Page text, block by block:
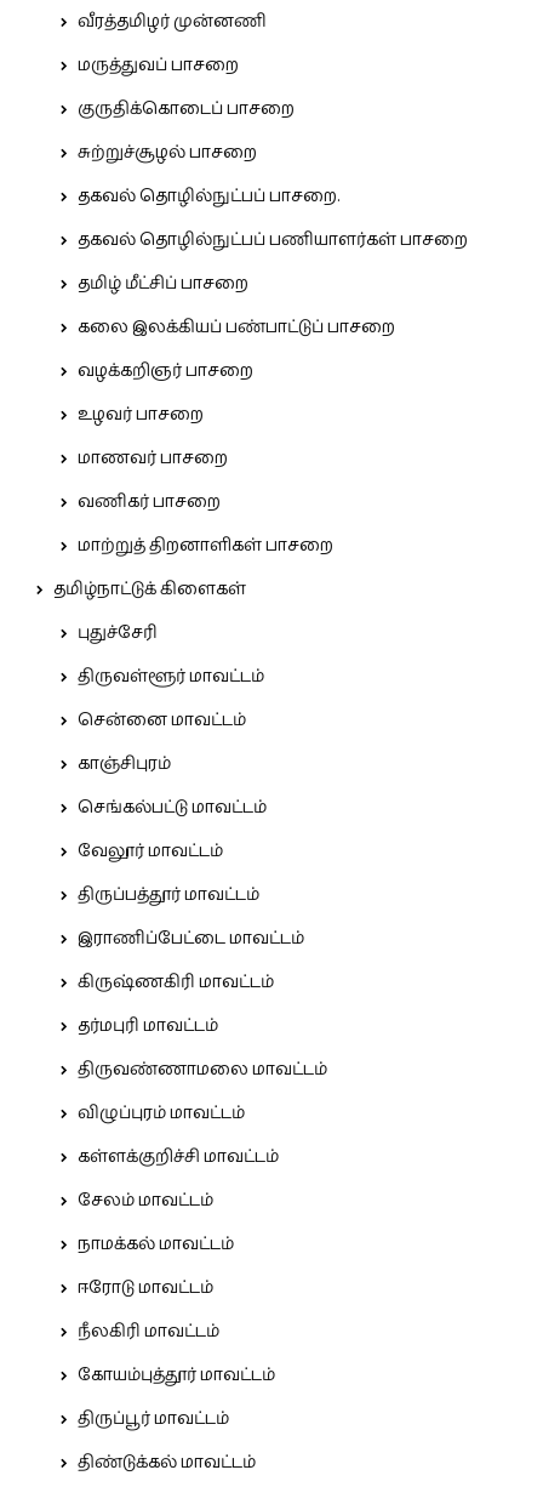
வீரத்தமிழர் முன்னணி
மருத்துவப் பாசறை
குருதிக்கொடைப் பாசறை
சுற்றுச்சூழல் பாசறை
தகவல் தொழில்நுட்பப் பாசறை.
தகவல் தொழில்நுட்பப் பணியாளர்கள் பாசறை
தமிழ் மீட்சிப் பாசறை
கலை இலக்கியப் பண்பாட்டுப் பாசறை
வழக்கறிஞர் பாசறை
உழவர் பாசறை
மாணவர் பாசறை
வணிகர் பாசறை
மாற்றுத் திறனாளிகள் பாசறை
தமிழ்நாட்டுக் கிளைகள்
புதுச்சேரி
திருவள்ளூர் மாவட்டம்
சென்னை மாவட்டம்
காஞ்சிபுரம்
செங்கல்பட்டு மாவட்டம்
வேலூர் மாவட்டம்
திருப்பத்தூர் மாவட்டம்
இராணிப்பேட்டை மாவட்டம்
கிருஷ்ணகிரி மாவட்டம்
தர்மபுரி மாவட்டம்
திருவண்ணாமலை மாவட்டம்
விழுப்புரம் மாவட்டம்
கள்ளக்குறிச்சி மாவட்டம்
சேலம் மாவட்டம்
நாமக்கல் மாவட்டம்
ஈரோடு மாவட்டம்
நீலகிரி மாவட்டம்
கோயம்புத்தூர் மாவட்டம்
திருப்பூர் மாவட்டம்
திண்டுக்கல் மாவட்டம்